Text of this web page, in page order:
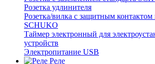
Розетка удлинителя
Розетка/вилка с защитным контактом
SCHUKO
Таймер электронный для
устройств
Электропитание USB
Реле